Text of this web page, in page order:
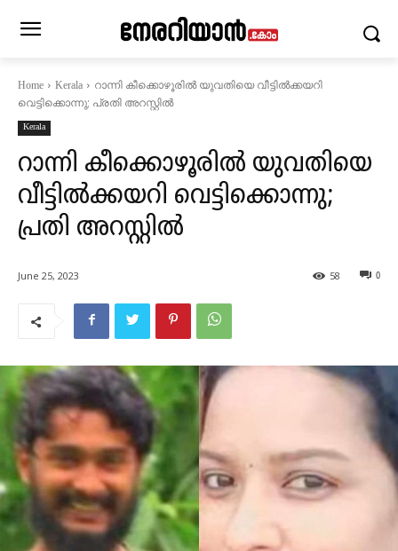
Home Kerala
റാന്നി കീക്കൊഴൂരില്‍ യുവതിയെ വീട്ടില്‍ക്കയറി
വെട്ടിക്കൊന്നു; പ്രതി അറസ്റ്റിൽ
Kerala
റാന്നി കീക്കൊഴൂരില്‍ യുവതിയെ
വീട്ടില്‍ക്കയറി വെട്ടിക്കൊന്നു;
പ്രതി അറസ്റ്റിൽ
June 25, 2023 0
58